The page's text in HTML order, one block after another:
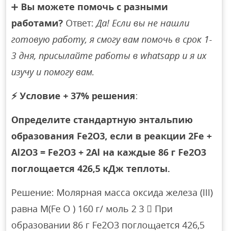
➕ Вы можете помочь с разными
работами? Ответ:Да! Если вы не нашли
готовую работу, я смогу вам помочь в срок 1-
3 дня, присылайте работы в whatsapp и я их
изучу и помогу вам.
⚡ Условие + 37% решения:
Определите стандартную энтальпию
образования Fe2O3, если в реакции 2Fe +
Al2O3 = Fe2O3 + 2Al на каждые 86 г Fe2O3
поглощается 426,5 кДж теплоты.
Решение: Молярная масса оксида железа (III)
равна M(Fe O ) 160 г/ моль 2 3  При
образовании 86 г Fe2O3 поглощается 426,5